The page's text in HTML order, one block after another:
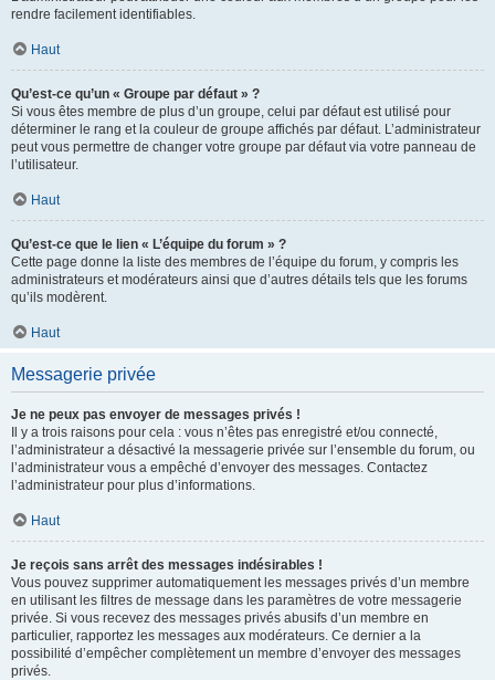
rendre facilement identifiables.
Haut
Qu’est-ce qu’un « Groupe par défaut » ?
Si vous êtes membre de plus d’un groupe, celui par défaut est utilisé pour
déterminer le rang et la couleur de groupe affichés par défaut. L’administrateur
peut vous permettre de changer votre groupe par défaut via votre panneau de
l’utilisateur.
Haut
Qu’est-ce que le lien « L’équipe du forum » ?
Cette page donne la liste des membres de l’équipe du forum, y compris les
administrateurs et modérateurs ainsi que d’autres détails tels que les forums
qu’ils modèrent.
Haut
Messagerie privée
Je ne peux pas envoyer de messages privés !
Il y a trois raisons pour cela : vous n’êtes pas enregistré et/ou connecté,
l’administrateur a désactivé la messagerie privée sur l’ensemble du forum, ou
l’administrateur vous a empêché d’envoyer des messages. Contactez
l’administrateur pour plus d’informations.
Haut
Je reçois sans arrêt des messages indésirables !
Vous pouvez supprimer automatiquement les messages privés d’un membre
en utilisant les filtres de message dans les paramètres de votre messagerie
privée. Si vous recevez des messages privés abusifs d’un membre en
particulier, rapportez les messages aux modérateurs. Ce dernier a la
possibilité d’empêcher complètement un membre d’envoyer des messages
privés.